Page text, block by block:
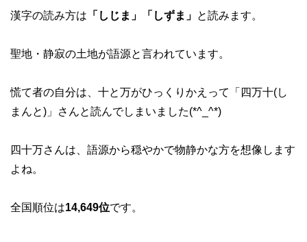
漢字の読み方は 「しじま」「しずま」 と読みます。
聖地・静寂の土地が語源と言われています。
慌て者の自分は、十と万がひっくりかえって「四万十(し
まんと)」さんと読んでしまいました(*^_^*)
四十万さんは、語源から穏やかで物静かな方を想像します
よね。
全国順位は14,649位です。